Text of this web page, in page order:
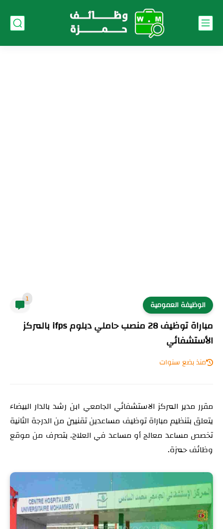
الوظيفة العمومية 1
مباراة توظيف 28 منصب حاملي دبلوم ifps بالمركز
الأستشفائي
منذ بضع سنوات
مقرر مدير المركز الاستشفائي الجامعي ابن رشد بالدار البيضاء
يتعلق بتنظيم مباراة توظيف مساعدين تقنيين من الدرجة الثانية
تخصص مساعد معالج أو مساعد في العلاج. بتصرف من موقع
وظائف حمزة.